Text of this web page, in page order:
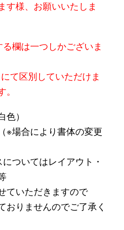
す様、お願いいたしま
欄は一つしかございま
て区別していただけま
）
※場合により書体の変更
ついてはレイアウト・
ていただきますので
おりませんのでご了承く